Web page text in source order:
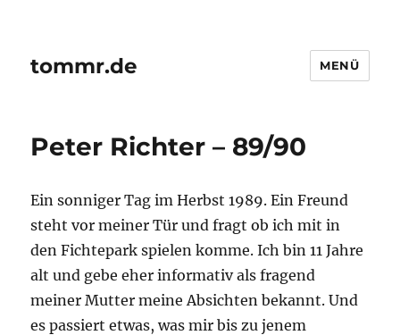
tommr.de MENÜ
Peter Richter – 89/90
Ein sonniger Tag im Herbst 1989. Ein Freund
steht vor meiner Tür und fragt ob ich mit in
den Fichtepark spielen komme. Ich bin 11 Jahre
alt und gebe eher informativ als fragend
meiner Mutter meine Absichten bekannt. Und
es passiert etwas, was mir bis zu jenem